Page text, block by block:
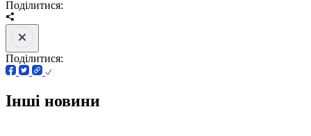
Поділитися:
Поділитися:
Інші новини